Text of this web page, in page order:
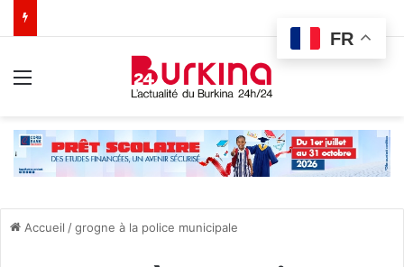
Accueil /grogne à la police municipale
FR